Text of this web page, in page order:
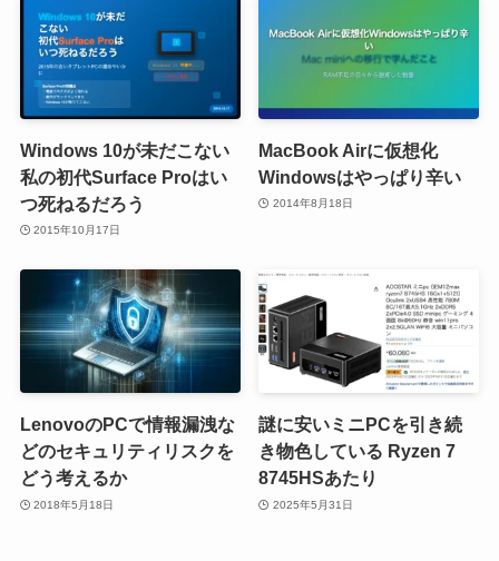
Windows 10が未だこない
私の初代Surface Proはい
つ死ねるだろう
2015年10月17日
MacBook Airに仮想化
Windowsはやっぱり辛い
2014年8月18日
LenovoのPCで情報漏洩な
どのセキュリティリスクを
どう考えるか
2018年5月18日
謎に安いミニPCを引き続
き物色している Ryzen 7
8745HSあたり
2025年5月31日